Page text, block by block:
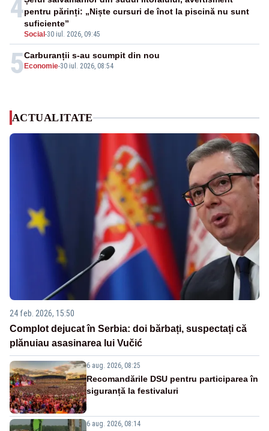
4
Social -30 iul. 2026, 09:45
pentru părinți: „Niște cursuri de înot la piscină nu sunt
suficiente”
5 Economie-30 iul. 2026, 08:54
Carburanții s-au scumpit din nou
ACTUALITATE
24 feb. 2026, 15:50
Complot dejucat în Serbia: doi bărbați, suspectați că
plănuiau asasinarea lui Vučić
6 aug. 2026, 08:25
Recomandările DSU pentru participarea în
siguranță la festivaluri
6 aug. 2026, 08:14